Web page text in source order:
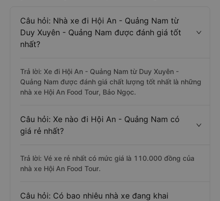
Câu hỏi: Nhà xe đi Hội An - Quảng Nam từ
Duy Xuyên - Quảng Nam được đánh giá tốt
nhất?
Trả lời: Xe đi Hội An - Quảng Nam từ Duy Xuyên -
Quảng Nam được đánh giá chất lượng tốt nhất là những
nhà xe Hội An Food Tour, Bảo Ngọc.
Câu hỏi: Xe nào đi Hội An - Quảng Nam có
giá rẻ nhất?
Trả lời: Vé xe rẻ nhất có mức giá là 110.000 đồng của
nhà xe Hội An Food Tour.
Câu hỏi: Có bao nhiêu nhà xe đang khai